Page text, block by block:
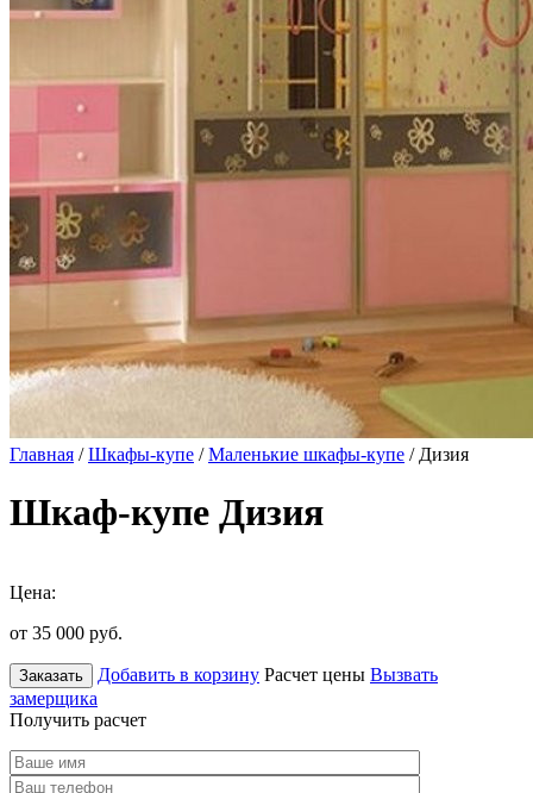
Главная /Шкафы-купе /Маленькие шкафы-купе / Дизия
Шкаф-купе Дизия
Цена:
от 35 000 руб.
Заказать Добавить в корзину Расчет цены Вызвать
замерщика
Получить расчет